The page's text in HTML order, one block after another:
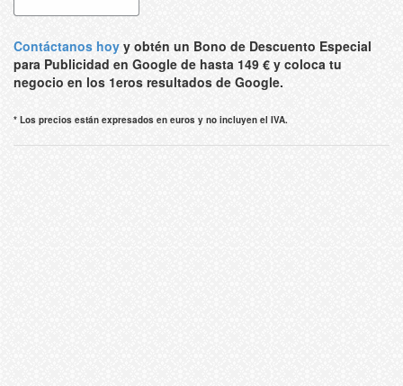
Contáctanos hoy y obtén un Bono de Descuento Especial
para Publicidad en Google de hasta 149 € y coloca tu
negocio en los 1eros resultados de Google.
* Los precios están expresados en euros y no incluyen el IVA.